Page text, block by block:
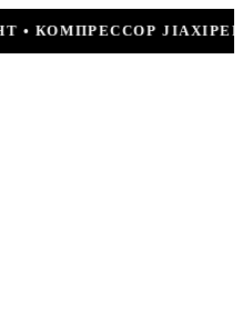
170ВТ, R-600 =